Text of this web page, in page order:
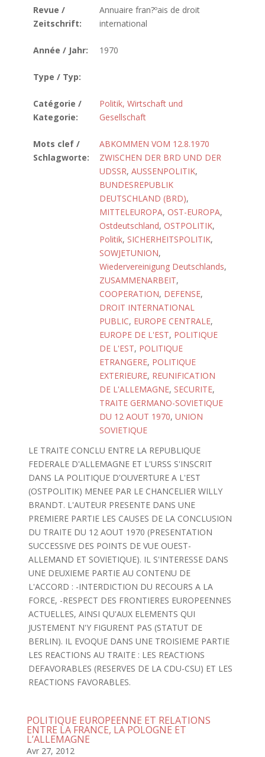
Revue /
Zeitschrift:
Annuaire fran?ºais de droit
international
Année / Jahr: 1970
Type / Typ:
Catégorie /
Kategorie:
Politik, Wirtschaft und
Gesellschaft
Mots clef /
Schlagworte:
ABKOMMEN VOM 12.8.1970
ZWISCHEN DER BRD UND DER
UDSSR, AUSSENPOLITIK,
BUNDESREPUBLIK
DEUTSCHLAND (BRD),
MITTELEUROPA, OST-EUROPA,
Ostdeutschland, OSTPOLITIK,
Politik, SICHERHEITSPOLITIK,
SOWJETUNION,
Wiedervereinigung Deutschlands,
ZUSAMMENARBEIT,
COOPERATION, DEFENSE,
DROIT INTERNATIONAL
PUBLIC, EUROPE CENTRALE,
EUROPE DE L'EST, POLITIQUE
DE L'EST, POLITIQUE
ETRANGERE, POLITIQUE
EXTERIEURE, REUNIFICATION
DE L'ALLEMAGNE, SECURITE,
TRAITE GERMANO-SOVIETIQUE
DU 12 AOUT 1970, UNION
SOVIETIQUE
LE TRAITE CONCLU ENTRE LA REPUBLIQUE
FEDERALE D'ALLEMAGNE ET L'URSS S'INSCRIT
DANS LA POLITIQUE D'OUVERTURE A L'EST
(OSTPOLITIK) MENEE PAR LE CHANCELIER WILLY
BRANDT. L'AUTEUR PRESENTE DANS UNE
PREMIERE PARTIE LES CAUSES DE LA CONCLUSION
DU TRAITE DU 12 AOUT 1970 (PRESENTATION
SUCCESSIVE DES POINTS DE VUE OUEST-
ALLEMAND ET SOVIETIQUE). IL S'INTERESSE DANS
UNE DEUXIEME PARTIE AU CONTENU DE
L'ACCORD : -INTERDICTION DU RECOURS A LA
FORCE, -RESPECT DES FRONTIERES EUROPEENNES
ACTUELLES, AINSI QU'AUX ELEMENTS QUI
JUSTEMENT N'Y FIGURENT PAS (STATUT DE
BERLIN). IL EVOQUE DANS UNE TROISIEME PARTIE
LES REACTIONS AU TRAITE : LES REACTIONS
DEFAVORABLES (RESERVES DE LA CDU-CSU) ET LES
REACTIONS FAVORABLES.
POLITIQUE EUROPEENNE ET RELATIONS
ENTRE LA FRANCE, LA POLOGNE ET
L’ALLEMAGNE
Avr 27, 2012